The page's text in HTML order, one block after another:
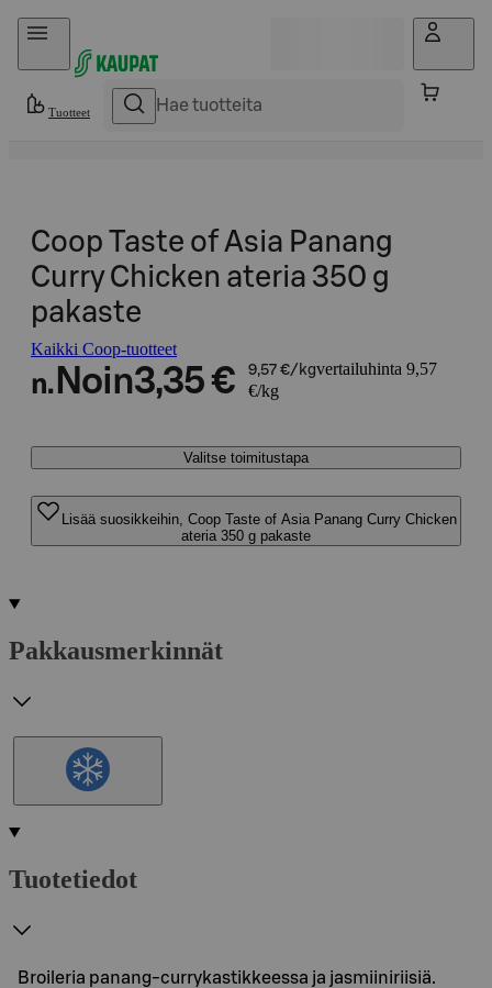
Hyppää sisältöön
Tuotteet
Coop Taste of Asia Panang
Curry Chicken ateria 350 g
pakaste
Kaikki Coop-tuotteet
n. Noin3,35 € 9,57 €/kgvertailuhinta 9,57
€/kg
Valitse toimitustapa
Lisää suosikkeihin, Coop Taste of Asia Panang Curry Chicken
ateria 350 g pakaste
Pakkausmerkinnät
Tuotetiedot
Broileria panang-currykastikkeessa ja jasmiiniriisiä.